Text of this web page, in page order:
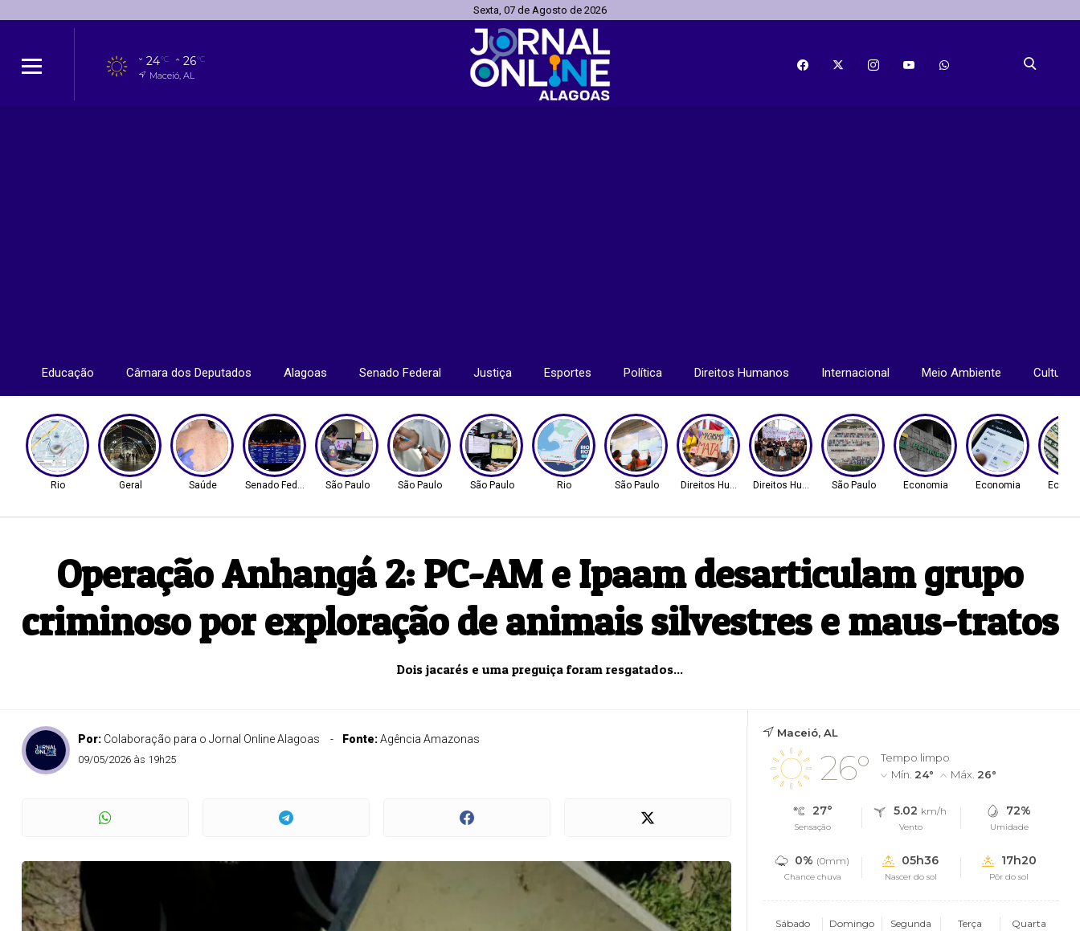
Sexta, 07 de Agosto de 2026
24°C 26°C
Maceió, AL
Educação Câmara dos Deputados Alagoas Senado Federal Justiça Esportes Política Direitos Humanos Internacional Meio Ambiente Cultura
Rio Geral Saúde Senado Federal São Paulo São Paulo São Paulo Rio São Paulo Direitos HumanosDireitos HumanosSão Paulo Economia Economia
Operação Anhangá 2: PC-AM e Ipaam desarticulam grupo
criminoso por exploração de animais silvestres e maus-tratos
Dois jacarés e uma preguiça foram resgatados...
Por: Colaboração para o Jornal Online Alagoas Fonte:Agência Amazonas
09/05/2026 às 19h25
Maceió, AL
26°
Tempo limpo
Mín. 24° Máx. 26°
27°
Sensação
5.02 km/h
Vento
72%
Umidade
0% (0mm)
Chance chuva
05h36
Nascer do sol
17h20
Pôr do sol
Sábado Domingo Segunda Terça Quarta